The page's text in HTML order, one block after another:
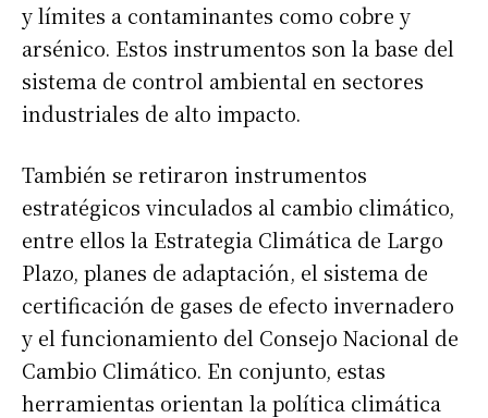
y límites a contaminantes como cobre y
arsénico. Estos instrumentos son la base del
sistema de control ambiental en sectores
industriales de alto impacto.
También se retiraron instrumentos
estratégicos vinculados al cambio climático,
entre ellos la Estrategia Climática de Largo
Plazo, planes de adaptación, el sistema de
certificación de gases de efecto invernadero
y el funcionamiento del Consejo Nacional de
Cambio Climático. En conjunto, estas
herramientas orientan la política climática